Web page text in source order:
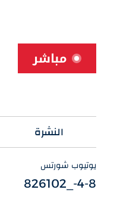
مباشر
النشرة
يوتيوب شورتس
4-8-_826102